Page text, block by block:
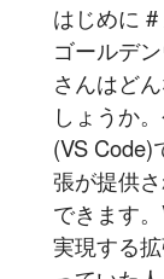
はじめに
ゴールデ
さんはど
しょうか
(VS Code)
張が提供
できます
実現する